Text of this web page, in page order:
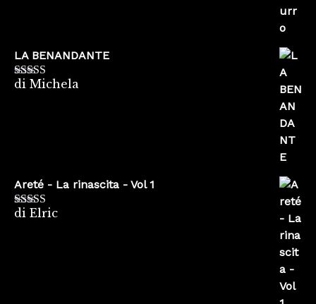
LA BENANDANTE
Valutato5su
di Michela
Areté - La rinascita - Vol 1
Valutato5
di Elric